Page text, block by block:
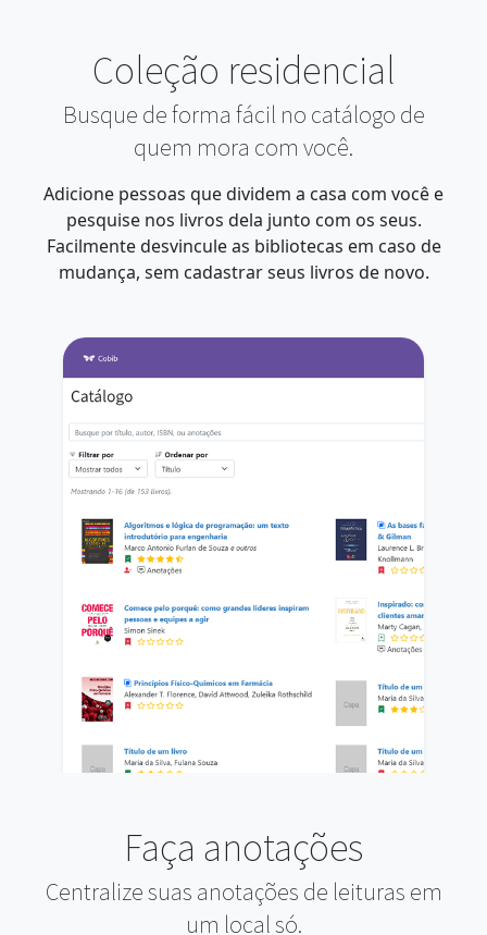
Coleção residencial
Busque de forma fácil no catálogo de
quem mora com você.
Adicione pessoas que dividem a casa com você e
pesquise nos livros dela junto com os seus.
Facilmente desvincule as bibliotecas em caso de
mudança, sem cadastrar seus livros de novo.
Faça anotações
Centralize suas anotações de leituras em
um local só.